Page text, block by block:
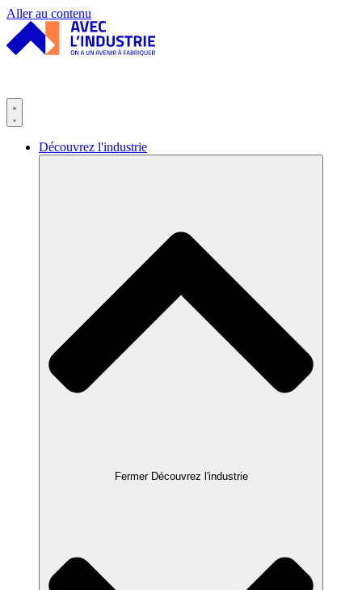
Panneau de gestion des cookies
Aller au contenu
Découvrez l'industrie
Fermer Découvrez l'industrie